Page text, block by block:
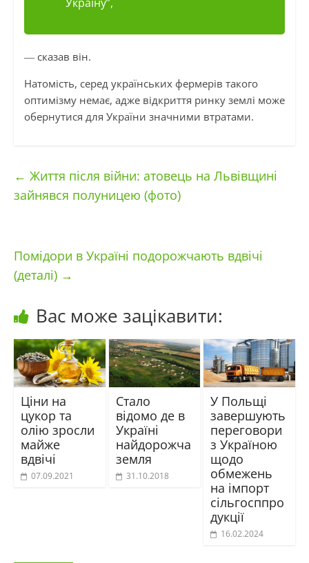
― сказав він.
Натомість, серед українських фермерів такого
оптимізму немає, адже відкриття ринку землі може
обернутися для України значними втратами.
← Життя після війни: атовець на Львівщині
зайнявся полуницею (фото)
Помідори в Україні подорожчають вдвічі
(деталі) →
Вас може зацікавити:
Ціни на
цукор та
олію зросли
майже
вдвічі
07.09.2021
Стало
відомо де в
Україні
найдорожча
земля
31.10.2018
У Польщі
завершують
переговори
з Україною
щодо
обмежень
на імпорт
сільгосппро
дукції
16.02.2024